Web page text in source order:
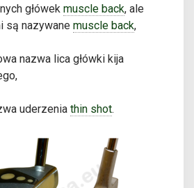
główek muscle back, ale
są nazywane muscle back,
nazwa lica główki kija
uderzenia thin shot.